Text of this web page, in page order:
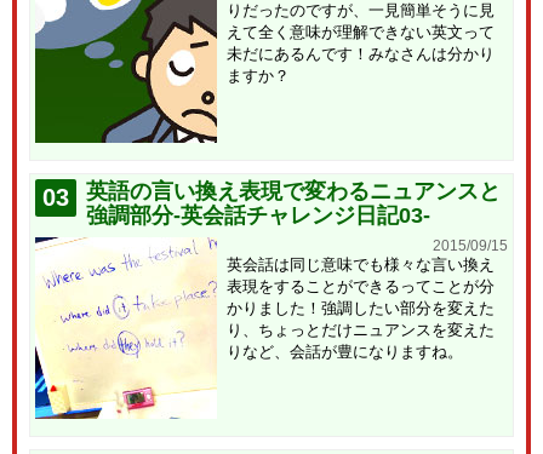
りだったのですが、一見簡単そうに見
えて全く意味が理解できない英文って
未だにあるんです！みなさんは分かり
ますか？
03
英語の言い換え表現で変わるニュアンスと
強調部分-英会話チャレンジ日記03-
2015/09/15
英会話は同じ意味でも様々な言い換え
表現をすることができるってことが分
かりました！強調したい部分を変えた
り、ちょっとだけニュアンスを変えた
りなど、会話が豊になりますね。